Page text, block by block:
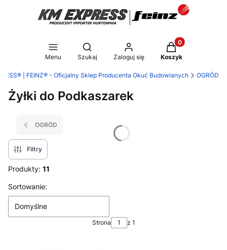
Menu
Otwórz wyszukiwarkę
Szukaj Zaloguj się
Produkty w
Koszyk
| FEINZ® - Oficjalny Sklep Producenta Okuć Budowlanych OGRÓD
Żyłki do Podkaszarek
OGRÓD
Filtry
Produkty: 11
Lista produktów
Sortowanie:
Domyślne
Strona z 1